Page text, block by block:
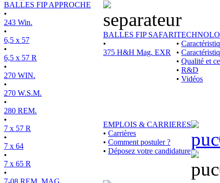
BALLES FIP APPROCHE
•
243 Win.
•
6,5 x 57
•
6,5 x 57 R
•
270 WIN.
•
270 W.S.M.
•
280 REM.
•
7 x 57 R
•
7 x 64
•
7 x 65 R
•
7-08 REM. MAG.
BALLES FIP SAFARI
•
375 H&H Mag. EXR
•
•
• Qualité et
• R&D
• Vidéos
EMPLOIS & CARRIERES
• Carrières
• Comment postuler ?
• Déposez votre candidature